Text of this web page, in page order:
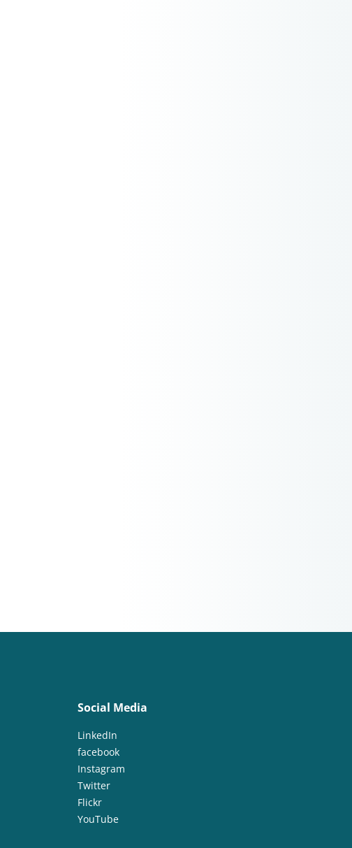
Social Media
LinkedIn
facebook
Instagram
Twitter
Flickr
YouTube